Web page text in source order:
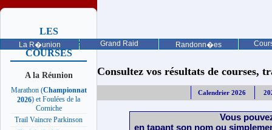
La R�union Grand Raid Randonn�es
LES
PROCHAINES
COURSES
A la Réunion
Marathon (Championnat
2026) et Foulées de la
Corniche
Trail Vaincre Parkinson
Consultez vos résultats de courses,
Calendrier 2026
Vous
en tapant son nom ou